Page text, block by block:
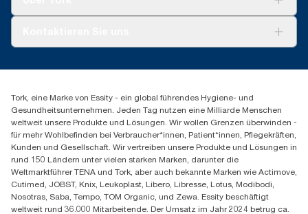
Produktreklamation
Spenderreklamation
+49 (0)621/778 4700
Essity Professional Hygiene Germany GmbH
Sandhofer Straße 176
68305 Mannheim
Mo-Do 8:00-16:30 Uhr | Fr 8:00-15:00
Tork, eine Marke von Essity - ein global führendes Hygiene- und
Gesundheitsunternehmen. Jeden Tag nutzen eine Milliarde Menschen
weltweit unsere Produkte und Lösungen. Wir wollen Grenzen überwinden -
für mehr Wohlbefinden bei Verbraucher*innen, Patient*innen, Pflegekräften,
Kunden und Gesellschaft. Wir vertreiben unsere Produkte und Lösungen in
rund 150 Ländern unter vielen starken Marken, darunter die
Weltmarktführer TENA und Tork, aber auch bekannte Marken wie Actimove,
Cutimed, JOBST, Knix, Leukoplast, Libero, Libresse, Lotus, Modibodi,
Nosotras, Saba, Tempo, TOM Organic, und Zewa. Essity beschäftigt
weltweit rund 36.000 Mitarbeitende. Der Umsatz im Jahr 2024 betrug ca.